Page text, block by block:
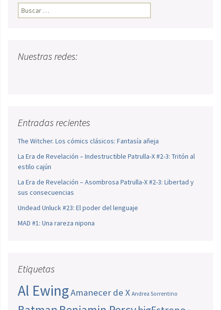
Buscar:
Nuestras redes:
Entradas recientes
The Witcher. Los cómics clásicos: Fantasía añeja
La Era de Revelación – Indestructible Patrulla-X #2-3: Tritón al
estilo cajún
La Era de Revelación – Asombrosa Patrulla-X #2-3: Libertad y
sus consecuencias
Undead Unluck #23: El poder del lenguaje
MAD #1: Una rareza nipona
Etiquetas
Al EwingAmanecer de X Andrea Sorrentino